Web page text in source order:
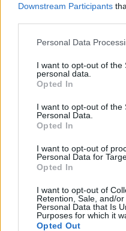
Downstream Participants
Personal Data
I want to opt-out of the
personal data.
Opted In
I want to opt-out of the
Personal Data.
Opted In
I want to opt-out of
Personal Data for
Opted In
I want to opt-out of
Retention, Sale, and/
Personal Data that Is
Purposes for which it
Opted Out
18:00
35
33 °C
30%υγρ.
4 Μπφ
ΠΕΜΠΤΗ 13 ΑΥΓΟΥΣΤΟΥ
48%υγρ.
16
24 °C
35%υγρ.
3 Μπφ
16